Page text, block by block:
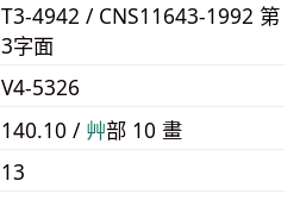
T3-4942 / CNS11643-1992 第
3字面
V4-5326
140.10 / ⾋部 10 畫
13